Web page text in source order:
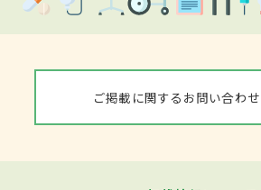
ご掲載に関するお問い合わ